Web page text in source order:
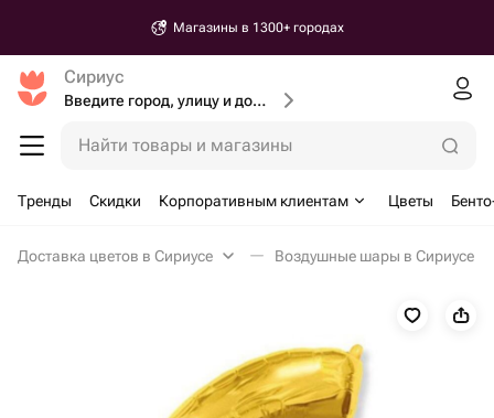
Магазины в 1300+ городах
Сириус
Введите город, улицу и дом доставки
Найти товары и магазины
Тренды Скидки Корпоративным клиентам Цветы
Доставка цветов в Сириусе Воздушные шары в Сириусе